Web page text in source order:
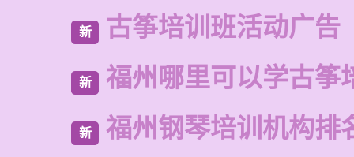
新 古筝培训班活动广告
新 福州哪里可以学古筝
新 福州钢琴培训机构排